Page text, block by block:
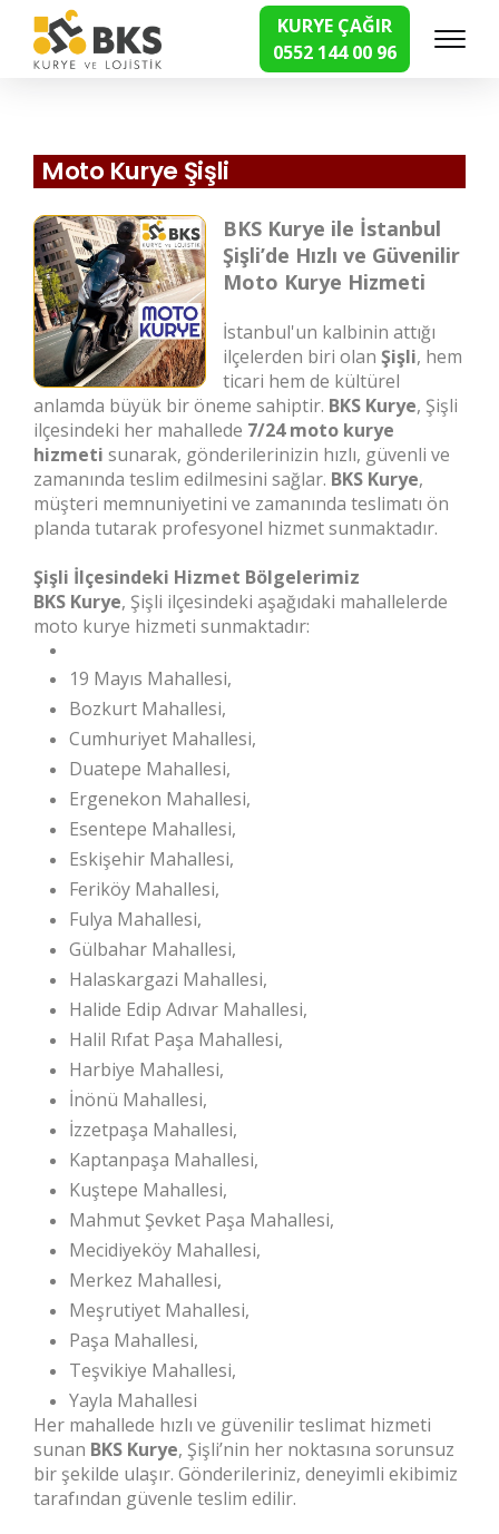
KURYE ÇAĞIR
0552 144 00 96
Hızlı Kurye Hizmetleri
Moto Kurye Şişli
BKS Kurye ile İstanbul
Şişli’de Hızlı ve Güvenilir
Moto Kurye Hizmeti
İstanbul'un kalbinin attığı
ilçelerden biri olanŞişli, hem
ticari hem de kültürel
anlamda büyük bir öneme sahiptir. BKS Kurye, Şişli
ilçesindeki her mahallede 7/24 moto kurye
hizmeti sunarak, gönderilerinizin hızlı, güvenli ve
zamanında teslim edilmesini sağlar. BKS Kurye,
müşteri memnuniyetini ve zamanında teslimatı ön
planda tutarak profesyonel hizmet sunmaktadır.
Şişli İlçesindeki Hizmet Bölgelerimiz
BKS Kurye, Şişli ilçesindeki aşağıdaki mahallelerde
moto kurye hizmeti sunmaktadır:
19 Mayıs Mahallesi,
Bozkurt Mahallesi,
Cumhuriyet Mahallesi,
Duatepe Mahallesi,
Ergenekon Mahallesi,
Esentepe Mahallesi,
Eskişehir Mahallesi,
Feriköy Mahallesi,
Fulya Mahallesi,
Gülbahar Mahallesi,
Halaskargazi Mahallesi,
Halide Edip Adıvar Mahallesi,
Halil Rıfat Paşa Mahallesi,
Harbiye Mahallesi,
İnönü Mahallesi,
İzzetpaşa Mahallesi,
Kaptanpaşa Mahallesi,
Kuştepe Mahallesi,
Mahmut Şevket Paşa Mahallesi,
Mecidiyeköy Mahallesi,
Merkez Mahallesi,
Meşrutiyet Mahallesi,
Paşa Mahallesi,
Teşvikiye Mahallesi,
Yayla Mahallesi
Her mahallede hızlı ve güvenilir teslimat hizmeti
sunan BKS Kurye, Şişli’nin her noktasına sorunsuz
bir şekilde ulaşır. Gönderileriniz, deneyimli ekibimiz
tarafından güvenle teslim edilir.